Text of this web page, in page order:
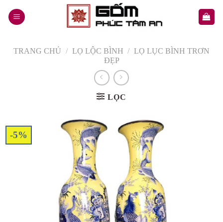
TRANG CHỦ / LỌ LỘC BÌNH / LỌ LỤC BÌNH TRƠN
ĐẸP
LỌC
-5%